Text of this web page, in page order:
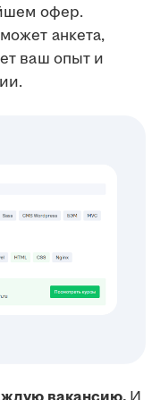
офер.
анкета,
ваш опыт и